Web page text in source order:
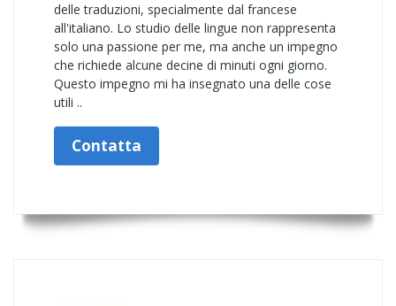
delle traduzioni, specialmente dal francese
all'italiano. Lo studio delle lingue non rappresenta
solo una passione per me, ma anche un impegno
che richiede alcune decine di minuti ogni giorno.
Questo impegno mi ha insegnato una delle cose
utili ..
Contatta